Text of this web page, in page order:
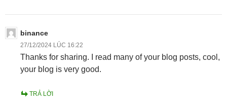
binance
27/12/2024 LÚC 16:22
Thanks for sharing. I read many of your blog posts, cool,
your blog is very good.
TRẢ LỜI